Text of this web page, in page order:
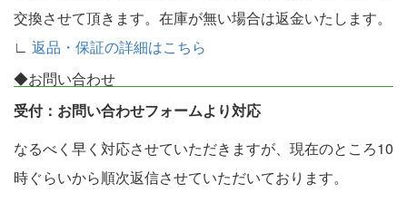
交換させて頂きます。在庫が無い場合は返金いたします。
∟ 返品・保証の詳細はこちら
◆お問い合わせ
受付：お問い合わせフォームより対応
なるべく早く対応させていただきますが、現在のところ10
時ぐらいから順次返信させていただいております。